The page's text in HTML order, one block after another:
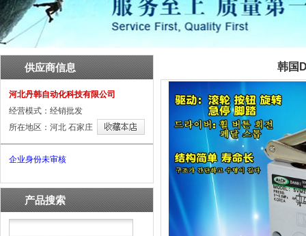
供应商信息
河北丹韩自动化科技有限公司
经营模式：经销批发
所在地区：河北 石家庄
企业身份未审核
产品搜索
韩国